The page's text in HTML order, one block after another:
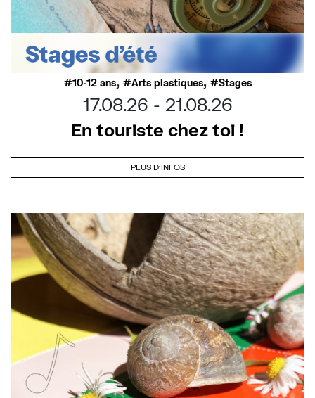
10-12 ans, Arts plastiques, Stages
17.08.26
21.08.26
En touriste chez toi !
PLUS D'INFOS